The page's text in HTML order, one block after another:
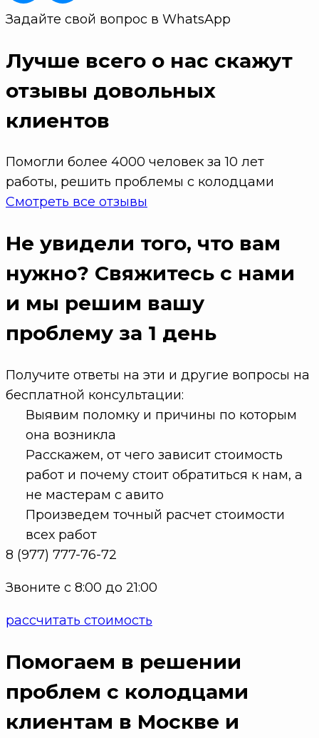
Задайте свой вопрос в WhatsApp
Лучше всего о нас скажут
отзывы довольных
клиентов
Помогли более 4000 человек за 10 лет
работы, решить проблемы с колодцами
Смотреть все отзывы
Не увидели того, что вам
нужно? Свяжитесь с нами
и мы решим вашу
проблему за 1 день
Получите ответы на эти и другие вопросы на
бесплатной консультации:
Выявим поломку и причины по которым
она возникла
Расскажем, от чего зависит стоимость
работ и почему стоит обратиться к нам, а
не мастерам с авито
Произведем точный расчет стоимости
всех работ
8 (977) 777-76-72
Звоните с 8:00 до 21:00
рассчитать стоимость
Помогаем в решении
проблем с колодцами
клиентам в Москве и